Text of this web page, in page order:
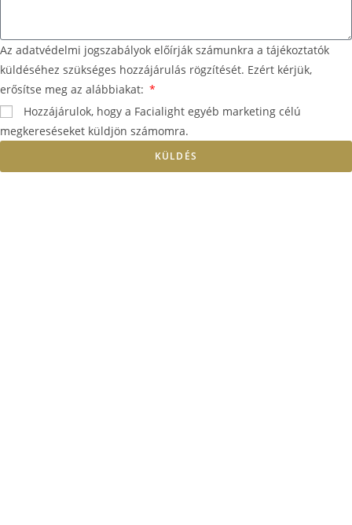
Az adatvédelmi jogszabályok előírják számunkra a tájékoztatók
küldéséhez szükséges hozzájárulás rögzítését. Ezért kérjük,
erősítse meg az alábbiakat:
Hozzájárulok, hogy a Facialight egyéb marketing célú
megkereséseket küldjön számomra.
KÜLDÉS